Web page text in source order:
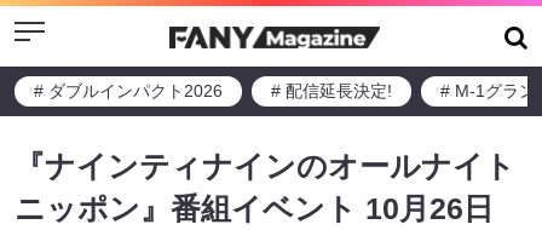
Menu
# ダブルインパクト2026 # 配信延長決定! # M-1グラン
『ナインティナインのオールナイト
ニッポン』番組イベント 10月26日